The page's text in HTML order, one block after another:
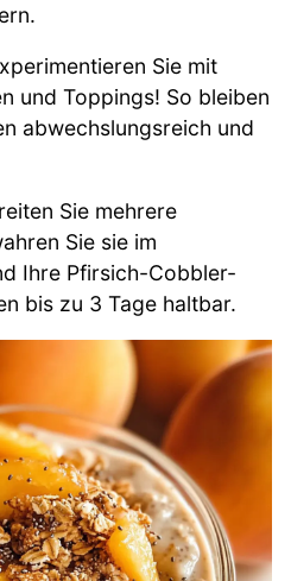
Sie mit
und Toppings! So bleiben
abwechslungsreich und
Sie mehrere
Sie sie im
Ihre Pfirsich-Cobbler-
bis zu 3 Tage haltbar.